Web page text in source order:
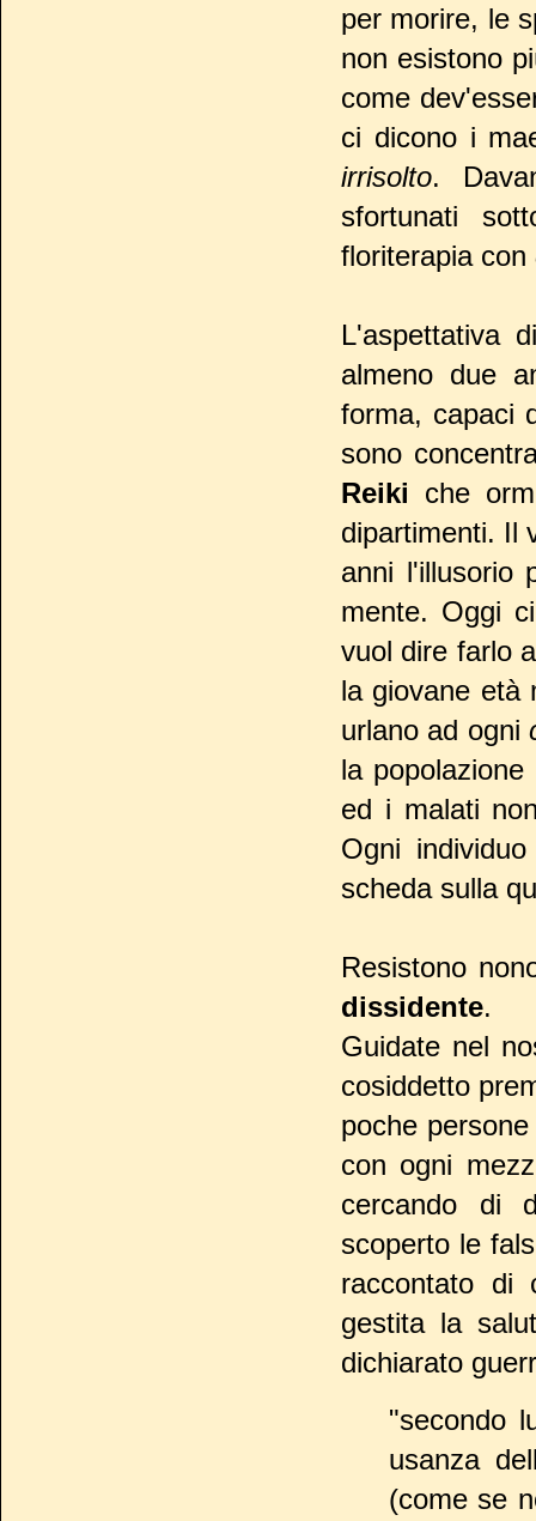
per morire, le
non esistono
come
ci dicono i
irrisolto.
sfortunati
floriterapia con
L'aspettativa
almeno due
forma, capaci
sono
Reiki che
dipartimenti. Il
anni l'illusorio
mente. Oggi
vuol dire farlo
la giovane età
urlano ad ogni
la
ed i malati
Ogni
scheda sulla
Resistono
dissidente.
Guidate nel
cosiddetto
poche
con ogni
cercando di
scoperto le
raccontato di
gestita la
dichiarato
"secondo
usanza
(come se